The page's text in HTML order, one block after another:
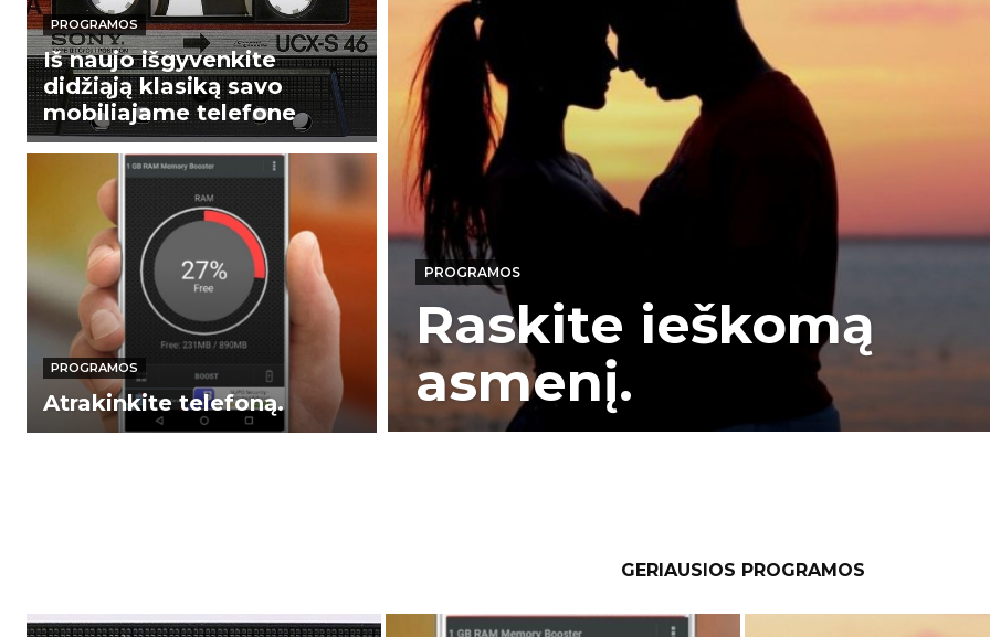
PROGRAMOS
Iš naujo išgyvenkite
didžiąją klasiką savo
mobiliajame telefone
PROGRAMOS
Atrakinkite telefoną.
PROGRAMOS
Raskite ieškomą
asmenį.
GERIAUSIOS PROGRAMOS